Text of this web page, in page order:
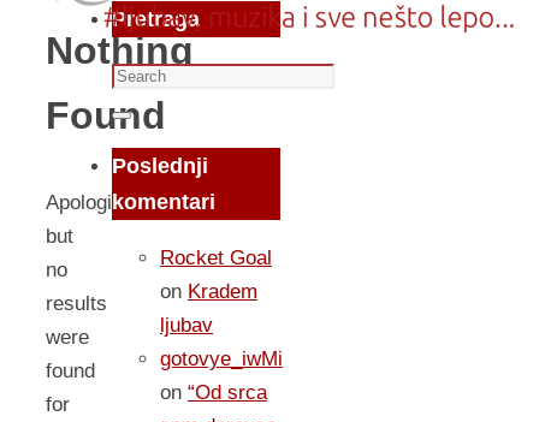
Nothing
Found
Apologies,
but
no
results
were
found
for
Pretraga
Search
for:
Search
Poslednji
komentari
Rocket Goal
on Kradem
ljubav
gotovye_iwMi
on “Od srca